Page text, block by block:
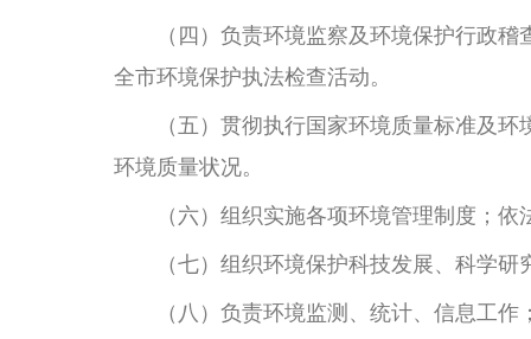
（四）负责环境监察及环境保护行政稽
全市环境保护执法检查活动。
（五）贯彻执行国家环境质量标准及环
环境质量状况。
（六）组织实施各项环境管理制度；依
（七）组织环境保护科技发展、科学研
（八）负责环境监测、统计、信息工作